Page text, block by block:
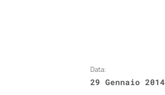
Data:
29 Gennaio 2014